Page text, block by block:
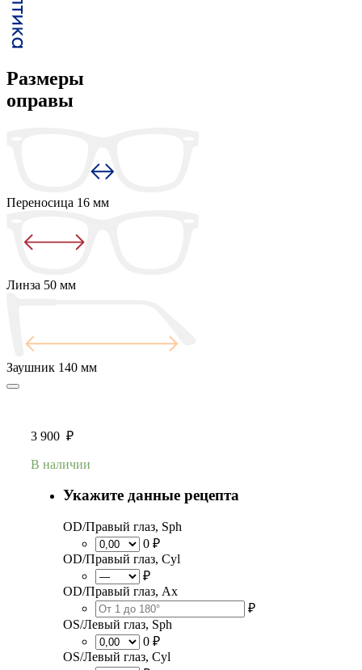
Размеры
оправы
Переносица 16 мм
Линза 50 мм
Заушник 140 мм
3 900 ₽
В наличии
Укажите данные рецепта
OD/Правый глаз, Sph
0 ₽
OD/Правый глаз, Cyl
₽
OD/Правый глаз, Ax
₽
OS/Левый глаз, Sph
0 ₽
OS/Левый глаз, Cyl